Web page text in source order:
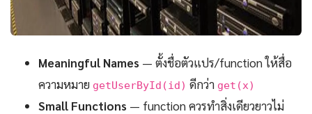
Meaningful Names — ตั้งชื่อตัวแปร/function ให้สื่อ
ความหมาย getUserById(id) ดีกว่า get(x)
Small Functions — function ควรทำสิ่งเดียวยาวไม่